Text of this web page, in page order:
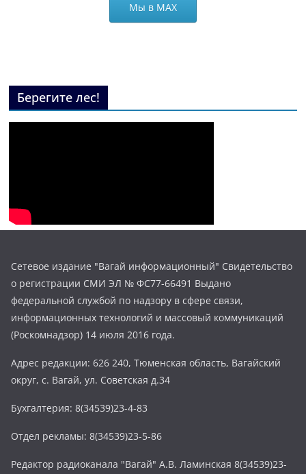
Мы в МАХ
Берегите лес!
Сетевое издание "Вагай информационный" Свидетельство
о регистрации СМИ ЭЛ № ФС77-66491 Выдано
федеральной службой по надзору в сфере связи,
информационных технологий и массовый коммуникаций
(Роскомнадзор) 14 июля 2016 года.
Адрес редакции: 626 240, Тюменская область, Вагайский
округ, с. Вагай, ул. Советская д.34
Бухгалтерия: 8(34539)23-4-83
Отдел рекламы: 8(34539)23-5-86
Редактор радиоканала "Вагай" А.В. Ламинская 8(34539)23-